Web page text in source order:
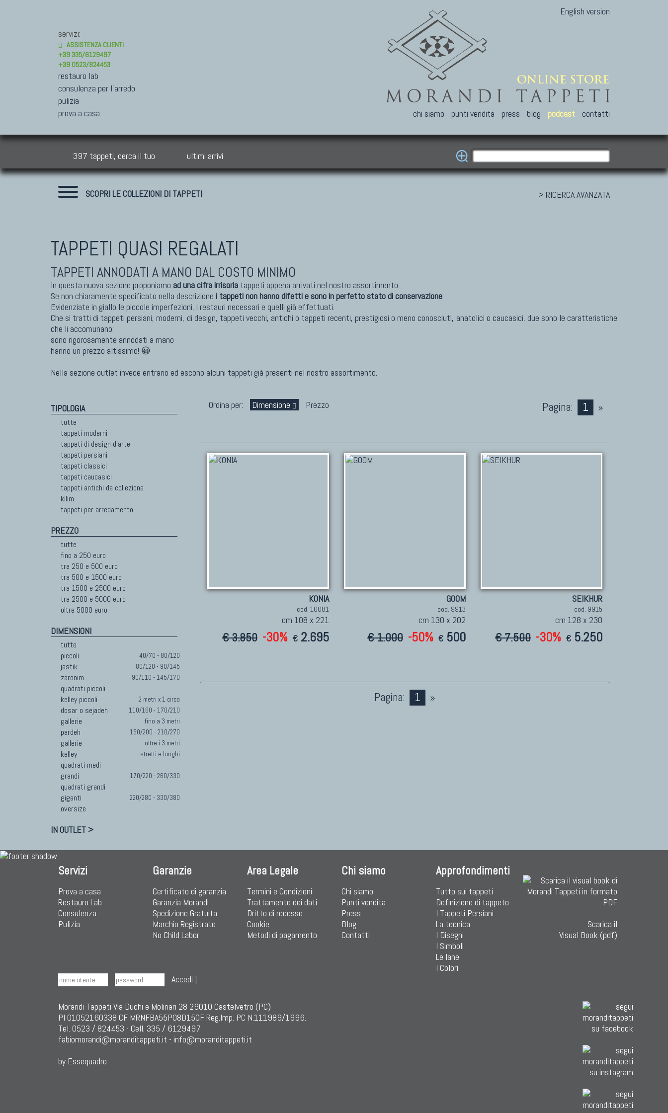
servizi:
ASSISTENZA CLIENTI
+39 335/6129497
+39 0523/824453
restauro lab
consulenza per l'arredo
pulizia
prova a casa
English version
chi siamo punti vendita press blog podcast contatti
397 tappeti, cerca il tuo ultimi arrivi
SCOPRI LE COLLEZIONI DI TAPPETI > RICERCA AVANZATA
TAPPETI MODERNI
Tibet Contemporanei
Himalayan
Bhadohi Moderni
Kala Laie
Reloaded
Tappeti Moderni Collezione Morandi
TAPPETI DI DESIGN D'ARTE
Marco Nereo Rotelli
Daniela Marchetti
Chuk Palu
Giorgio Palù
Fabio Morandi
Vito Catalano
Tappeti Persiani Nuovi
Tappeti Persiani Moderni
TAPPETI CAUCASICI
Tappeti Caucasici Antichi : Shirvan
Tappeti Caucasici Vecchi E Nuovi
TAPPETI ANTICHI DA COLLEZIONE
Tappeti Cinesi Antichi
Tappeti Turcomanni Antichi
KILIM
Tappeti Turcomanni Vecchi E Nuovi
TAPPETI QUASI REGALATI
TAPPETI ANNODATI A MANO DAL COSTO MINIMO
In questa nuova sezione proponiamo ad una cifra irrisoria tappeti appena arrivati nel nostro assortimento.
Se non chiaramente specificato nella descrizione i tappeti non hanno difetti e sono in perfetto stato di conservazione.
Evidenziate in giallo le piccole imperfezioni, i restauri necessari e quelli già effettuati.
Che si tratti di tappeti persiani, moderni, di design, tappeti vecchi, antichi o tappeti recenti, prestigiosi o meno conosciuti, anatolici o caucasici, due sono le caratteristiche
che li accomunano:
sono rigorosamente annodati a mano
hanno un prezzo altissimo! 😀
Nella sezione outlet invece entrano ed escono alcuni tappeti già presenti nel nostro assortimento.
TIPOLOGIA
tutte
tappeti moderni
tappeti di design d'arte
tappeti persiani
tappeti classici
tappeti caucasici
tappeti antichi da collezione
kilim
tappeti per arredamento
PREZZO
tutte
fino a 250 euro
tra 250 e 500 euro
tra 500 e 1500 euro
tra 1500 e 2500 euro
tra 2500 e 5000 euro
oltre 5000 euro
DIMENSIONI
tutte
piccoli
40/70 - 80/120
jastik 80/120 - 90/145
zaronim 90/110 - 145/170
quadrati piccoli
kelley piccoli
2 metri x 1 circa
dosar o sejadeh 110/160 - 170/210
gallerie fino a 3 metri
pardeh 150/200 - 210/270
gallerie oltre i 3 metri
kelley stretti e lunghi
quadrati medi
grandi
170/220 - 260/330
quadrati grandi
giganti
220/280 - 330/380
oversize
IN OUTLET >
Ordina per: Dimensione Prezzo Pagina: 1 »
KONIA
cod. 10081
cm 108 x 221
€ 3.850 -30% € 2.695
GOOM
cod. 9913
cm 130 x 202
€ 1.000 -50% € 500
SEIKHUR
cod. 9915
cm 128 x 230
€ 7.500 -30% € 5.250
Pagina: 1 »
Servizi
Prova a casa
Restauro Lab
Consulenza
Pulizia
Garanzie
Certificato di garanzia
Garanzia Morandi
Spedizione Gratuita
Marchio Registrato
No Child Labor
Area Legale
Termini e Condizioni
Trattamento dei dati
Dritto di recesso
Cookie
Metodi di pagamento
Chi siamo
Chi siamo
Punti vendita
Press
Blog
Contatti
Approfondimenti
Tutto sui tappeti
Definizione di tappeto
I Tappeti Persiani
La tecnica
I Disegni
I Simboli
Le lane
I Colori
Scarica il
Visual Book (pdf)
Accedi |
Morandi Tappeti Via Duchi e Molinari 28 29010 Castelvetro (PC)
PI 01052160338 CF MRNFBA55P08D150F Reg.Imp. PC N.111989/1996.
Tel. 0523 / 824453 - Cell. 335 / 6129497
fabiomorandi@moranditappeti.it - info@moranditappeti.it
by Essequadro